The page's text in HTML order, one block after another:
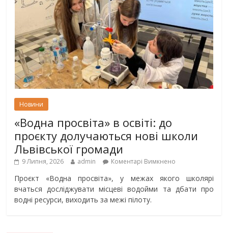
Новини
«Водна просвіта» в освіті: до
проєкту долучаються нові школи
Львівської громади
9 Липня, 2026 admin Коментарі Вимкнено
Проєкт «Водна просвіта», у межах якого школярі
вчаться досліджувати місцеві водойми та дбати про
водні ресурси, виходить за межі пілоту.